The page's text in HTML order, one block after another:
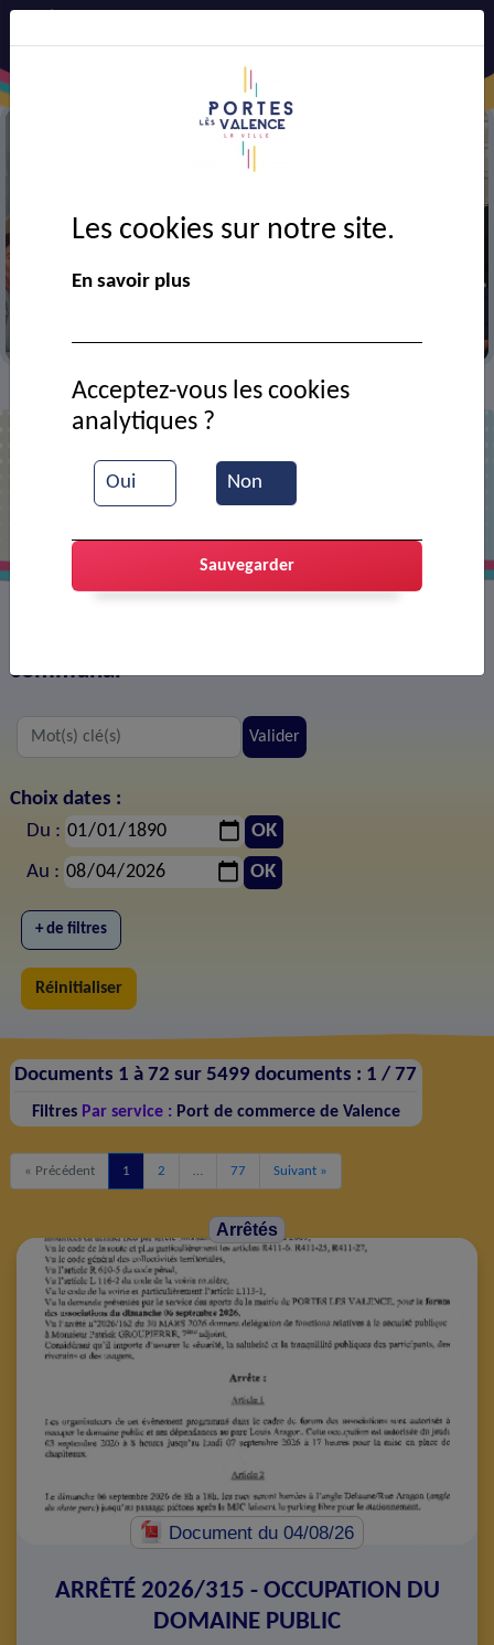
> VIE MUNICIPALE > Ressources documentaires
Liste des documents
communal
Valider
Choix dates :
Du :
OK
Au :
OK
+ de filtres
Réinitialiser
Documents 1 à 72 sur 5499 documents : 1 /77
Filtres Par service : Port de commerce de Valence
« Précédent 1 2 … 77 Suivant »
Arrêtés
Documentdu 04/08/26
ARRÊTÉ 2026/315 - OCCUPATION DU
DOMAINE PUBLIC
Les cookies sur notre site.
En savoir plus
Oui Non
Acceptez-vous les cookies
analytiques ?
Sauvegarder